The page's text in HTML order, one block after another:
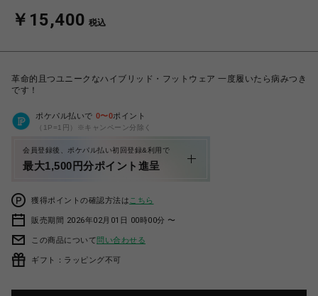
￥15,400 税込
革命的且つユニークなハイブリッド・フットウェア 一度履いたら病みつき
です！
ポケパル払いで 0〜0ポイント
（1P=1円）※キャンペーン分除く
会員登録後、ポケパル払い初回登録&利用で
最大1,500円分ポイント進呈
獲得ポイントの確認方法は こちら
販売期間 2026年02月01日 00時00分 〜
この商品について問い合わせる
ギフト：ラッピング不可